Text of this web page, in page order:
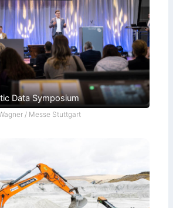
Data Symposium
/ Messe Stuttgart